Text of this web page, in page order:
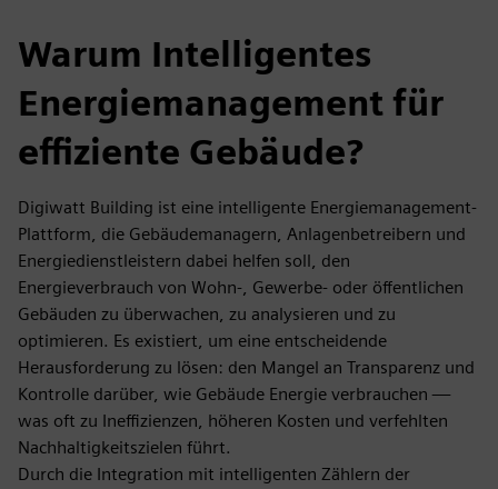
Warum Intelligentes
Energiemanagement für
effiziente Gebäude?
Digiwatt Building ist eine intelligente Energiemanagement-
Plattform, die Gebäudemanagern, Anlagenbetreibern und
Energiedienstleistern dabei helfen soll, den
Energieverbrauch von Wohn-, Gewerbe- oder öffentlichen
Gebäuden zu überwachen, zu analysieren und zu
optimieren. Es existiert, um eine entscheidende
Herausforderung zu lösen: den Mangel an Transparenz und
Kontrolle darüber, wie Gebäude Energie verbrauchen —
was oft zu Ineffizienzen, höheren Kosten und verfehlten
Nachhaltigkeitszielen führt.
Durch die Integration mit intelligenten Zählern der